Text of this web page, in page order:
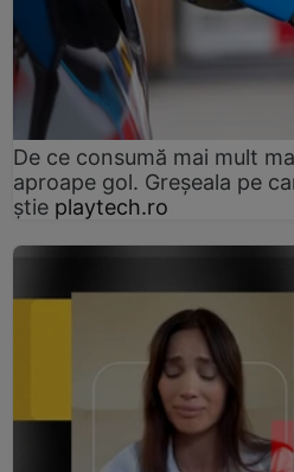
De ce consumă mai mult
aproape gol. Greșeala pe
știe playtech.ro